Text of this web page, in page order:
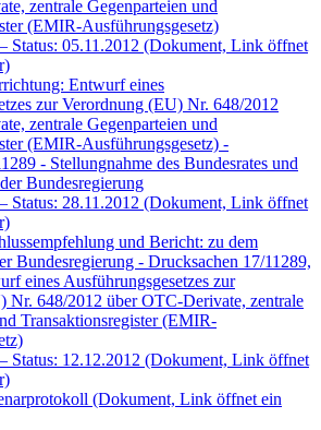
zentrale Gegenparteien und
(EMIR-Ausführungsgesetz)
05.11.2012 (Dokument, Link öffnet
Entwurf eines
zur Verordnung (EU) Nr. 648/2012
zentrale Gegenparteien und
(EMIR-Ausführungsgesetz) -
- Stellungnahme des Bundesrates und
Bundesregierung
28.11.2012 (Dokument, Link öffnet
und Bericht: zu dem
Bundesregierung - Drucksachen 17/11289,
eines Ausführungsgesetzes zur
Nr. 648/2012 über OTC-Derivate, zentrale
Transaktionsregister (EMIR-
12.12.2012 (Dokument, Link öffnet
(Dokument, Link öffnet ein